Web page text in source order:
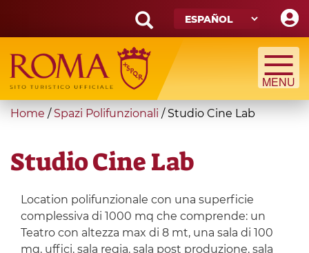
main
content
Search
form
Búsqueda
You
here
Home / Spazi Polifunzionali /Studio Cine Lab
Studio Cine Lab
Location polifunzionale con una superficie
complessiva di 1000 mq che comprende: un
Teatro con altezza max di 8 mt, una sala di 100
mq, uffici, sala regia, sala post produzione, sala